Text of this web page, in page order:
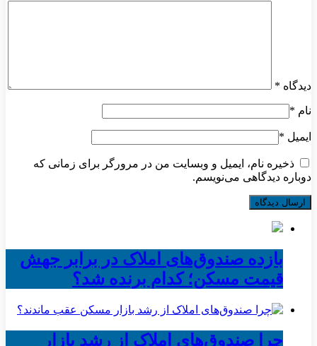
دیدگاه *
نام *
ایمیل *
ذخیره نام، ایمیل و وبسایت من در مرورگر برای زمانی که
دوباره دیدگاهی می‌نویسم.
بازده صندوق‌های املاک در برابر جهش
قیمت مسکن؛ کدام برنده شد؟
چرا صندوق‌های املاک از رشد بازار